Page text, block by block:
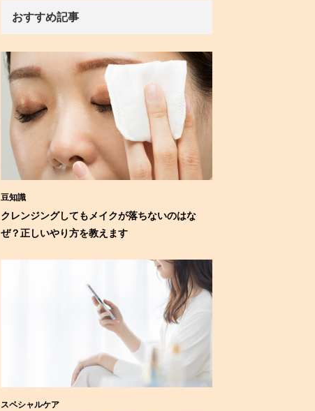
おすすめ記事
豆知識
クレンジングしてもメイクが落ちないのはな
ぜ？正しいやり方を教えます
スペシャルケア